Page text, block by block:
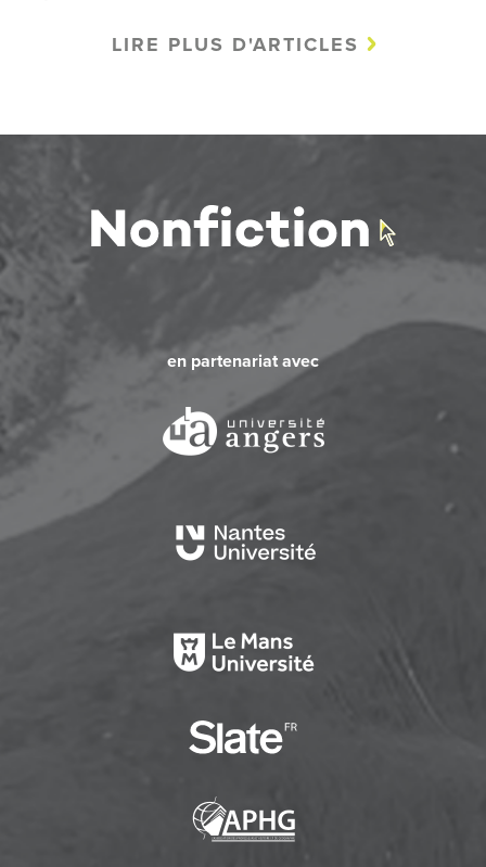
LIRE PLUS D'ARTICLES
en partenariat avec